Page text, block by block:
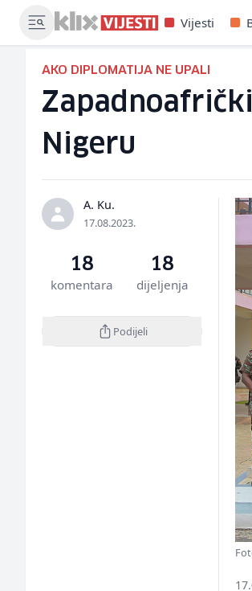
Vijesti
AKO DIPLOMATIJA NE UPALI
Nigeru
A. Ku.
17.08.2023.
18
komentara
18
dijeljenja
Podijeli